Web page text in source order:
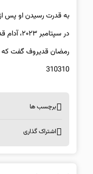
به قدرت رسیدن او پس از کشته شدن پدرش،
در سپتامبر ۲۰۲۳، آدام قدیروف در ویدئویی که پدرش در شبکه‌های اجتماعی منتشر کرد، در حال ضرب و شتم یک زندانی متهم به سوزاندن قرآن بود.
رمضان قدیروف گفت که
310310
برچسب ها
اشتراک گذاری